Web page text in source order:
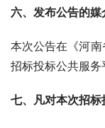
六、 发布公告的
本次公告在《河
招标投标公共服务
七、凡对本次招